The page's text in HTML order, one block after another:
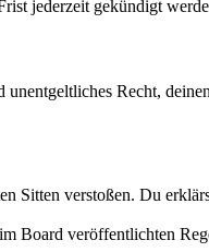
jederzeit gekündigt
Recht,
Sitten verstoßen. Du
Board veröffentlichten